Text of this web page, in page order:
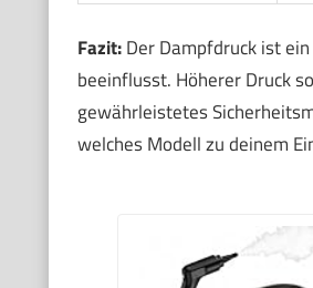
Fazit:Der Dampfdruck ist
beeinflusst. Höherer Druck
gewährleistetes
welches Modell zu deinem